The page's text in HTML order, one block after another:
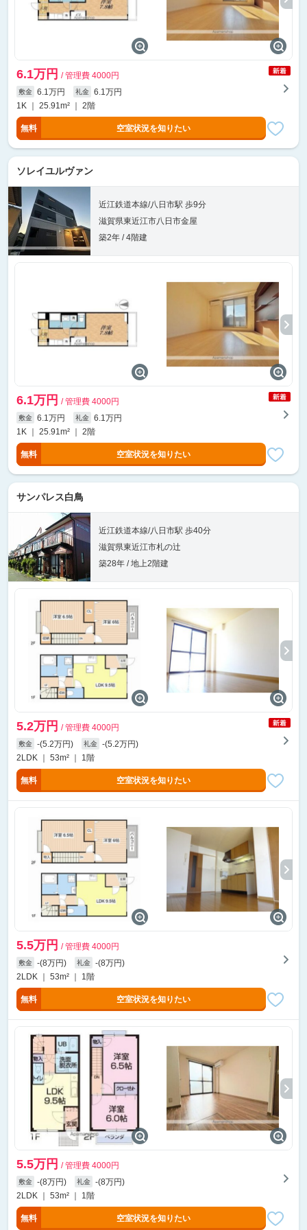
6.1万円 / 管理費 4000円
敷金 6.1万円 礼金
6.1万円
1K ｜ 25.91m² ｜ 2階
無料 空室状況を知りたい
ソレイユルヴァン
近江鉄道本線/八日市駅 歩9分
滋賀県東近江市八日市金屋
築2年 / 4階建
6.1万円 / 管理費 4000円
敷金 6.1万円 礼金
6.1万円
1K ｜ 25.91m² ｜ 2階
無料 空室状況を知りたい
サンパレス白鳥
近江鉄道本線/八日市駅 歩40分
滋賀県東近江市札の辻
築28年 / 地上2階建
5.2万円 / 管理費 4000円
敷金 -(5.2万円) 礼金
-(5.2万円)
2LDK ｜ 53m² ｜ 1階
無料 空室状況を知りたい
5.5万円 / 管理費 4000円
敷金 -(8万円) 礼金
-(8万円)
2LDK ｜ 53m² ｜ 1階
無料 空室状況を知りたい
5.5万円 / 管理費 4000円
敷金 -(8万円) 礼金
-(8万円)
2LDK ｜ 53m² ｜ 1階
無料 空室状況を知りたい